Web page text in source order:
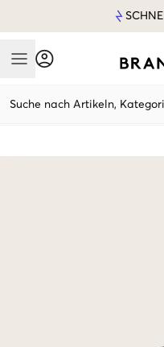
Mobile Menu
Suche nach Artikeln,